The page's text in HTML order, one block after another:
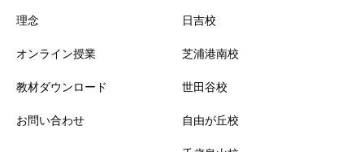
理念
オンライン授業
教材ダウンロード
お問い合わせ
日吉校
芝浦港南校
世田谷校
自由が丘校